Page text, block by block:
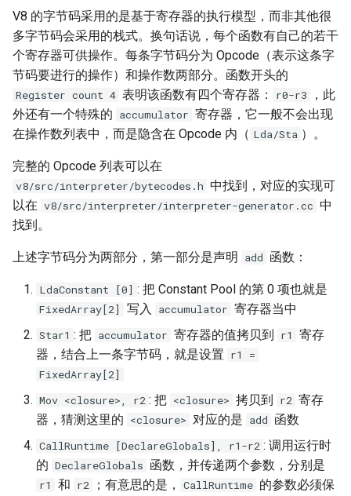
V8 的字节码采用的是基于寄存器的执行模型，而非其他很
多字节码会采用的栈式。换句话说，每个函数有自己的若干
个寄存器可供操作。每条字节码分为 Opcode（表示这条字
节码要进行的操作）和操作数两部分。函数开头的
Register count 4 表明该函数有四个寄存器： r0-r3
，此
外还有一个特殊的 accumulator 寄存器，它一般不会出现
在操作数列表中，而是隐含在 Opcode 内（ Lda/Sta ）。
完整的 Opcode 列表可以在
v8/src/interpreter/bytecodes.h 中找到，对应的实现可
以在 v8/src/interpreter/interpreter-generator.cc 中
找到。
上述字节码分为两部分，第一部分是声明 add 函数：
LdaConstant [0] : 把 Constant Pool 的第 0 项也就是
FixedArray[2] 写入 accumulator 寄存器当中
Star1 : 把 accumulator 寄存器的值拷贝到 r1
寄存
器，结合上一条字节码，就是设置 r1 =
FixedArray[2]
Mov <closure>, r2 : 把 <closure> 拷贝到 r2 寄存
器，猜测这里的 <closure> 对应的是 add 函数
CallRuntime [DeclareGlobals], r1-r2 : 调用运行时
的 DeclareGlobals 函数，并传递两个参数，分别是
r1 和 r2 ；有意思的是， CallRuntime 的参数必须保